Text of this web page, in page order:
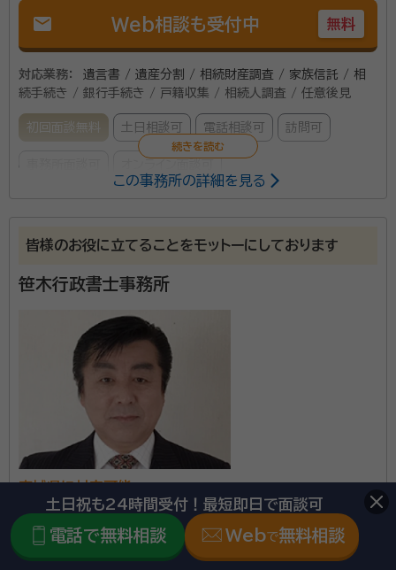
mail Web相談も受付中 無料
対応業務：
遺言書 / 遺産分割 / 相続財産調査 / 家族信託 / 相
続手続き / 銀行手続き / 戸籍収集 / 相続人調査 / 任意後見
初回面談無料 土日相談可 電話相談可 訪問可
鴇田 誠治
行政書士、社会保険労務士、宅地建物取引士、CFP®、 不
経歴： 【経歴】 昭和46年 宮城県仙台市泉区生まれ 平成 6年 東北学
千葉信幸事務所 勤務 平成17年 行政書士法人OFFICE CHIBA 設
立 代表社員就任 平成29年 ライフパートナーズ行政書士事務所を開所
令和 2年 社会保険労務士事務所を開設し、事務所名称を 「社会
保険労務士・行政書士 ときた事務所」に変更 【その他】 河北tbcカルチャ
ーセンターにて相続講座の講師に就任
事務所口コミ（抜粋）：
満足度 4.0
ご利用時期：2026/5
面談の感想
自宅まで来ていただきわかりやすく詳細の説明を頂きました。
契約後の感想
電話でのやりとりもスムーズで質問に対しても優しく回答を頂きました。
相続の専門家として、これまで2000件以上の相続のお
手伝いをしてまいりました。相続の各種お手続きはもち
ろん、争族の対策もお客様と共に立案いたします。遺言
この事務所の詳細を見る
皆様のお役に立てることをモットーにしております
笹木行政書士事務所
宮城県に対応可能
アクセス
仙台市営地下鉄「勾当台公園駅」より徒歩6分
所在地
宮城県仙台市青葉区国分町３丁目５番７号 朝日プラザ
土日祝も24時間受付！最短即日で面談可
電話で無料相談 Webで無料相談